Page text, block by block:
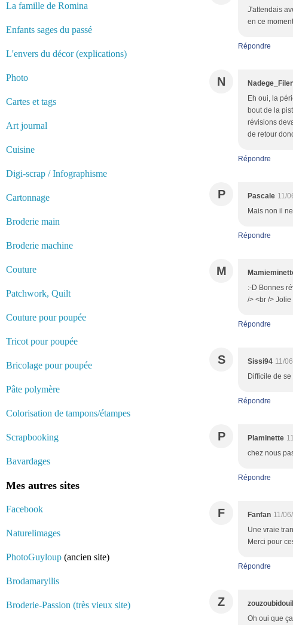
La famille de Romina
Enfants sages du passé
L'envers du décor (explications)
Photo
Cartes et tags
Art journal
Cuisine
Digi-scrap / Infographisme
Cartonnage
Broderie main
Broderie machine
Couture
Patchwork, Quilt
Couture pour poupée
Tricot pour poupée
Bricolage pour poupée
Pâte polymère
Colorisation de tampons/étampes
Scrapbooking
Bavardages
Mes autres sites
Facebook
Naturelimages
PhotoGuyloup (ancien site)
Brodamaryllis
Broderie-Passion (très vieux site)
J'attendais
en ce
Répondre
N
Eh oui, la
bout de la
révisions
de retour
Répondre
P Pascale 11/
Mais non il
Répondre
M
:-D Bonnes
/> <br />
Répondre
S Sissi94 11/
Difficile de
Répondre
P Plaminette
chez nous
Répondre
F Fanfan 11/
Une vraie
Merci pour
Répondre
Z
Oh oui que